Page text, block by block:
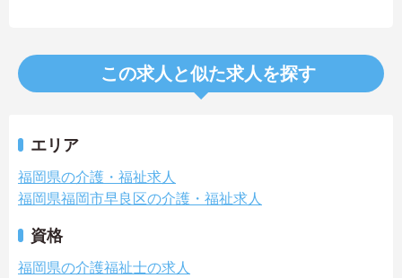
この求人と似た求人を探す
エリア
福岡県の介護・福祉求人
福岡県福岡市早良区の介護・福祉求人
資格
福岡県の介護福祉士の求人